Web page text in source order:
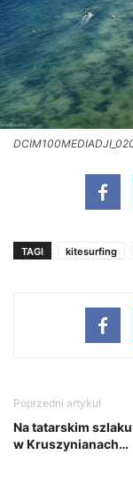
TAGI kitesurfing
Poprzedni artykuł
Na tatarskim
w Kruszynianach…